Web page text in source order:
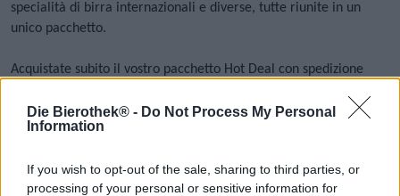
Die Bierothek® - Do Not Process My Personal
Information
If you wish to opt-out of the sale, sharing to third parties, or
processing of your personal or sensitive information for
specialità di birra internazionali e diverse, tutte riunite in un
unico pacchetto.
Acquistate subito il vostro pacchetto Hot Deal con spedizione